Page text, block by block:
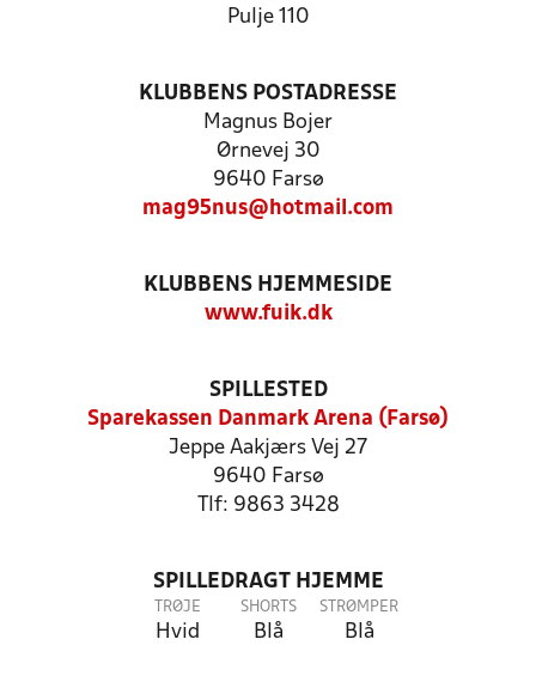
Pulje 110
KLUBBENS POSTADRESSE
Magnus Bojer
Ørnevej 30
9640 Farsø
mag95nus@hotmail.com
KLUBBENS HJEMMESIDE
www.fuik.dk
SPILLESTED
Sparekassen Danmark Arena (Farsø)
Jeppe Aakjærs Vej 27
9640 Farsø
Tlf: 9863 3428
SPILLEDRAGT HJEMME
TRØJE
Hvid
SHORTS
Blå
STRØMPER
Blå